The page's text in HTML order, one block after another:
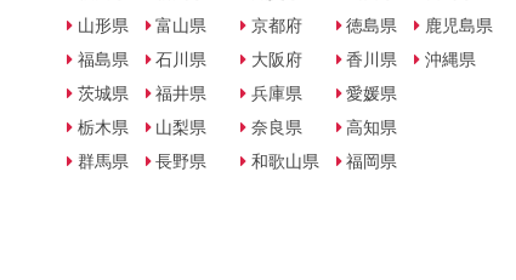
山形県
福島県
茨城県
栃木県
群馬県
富山県
石川県
福井県
山梨県
長野県
京都府
大阪府
兵庫県
奈良県
和歌山県
徳島県
香川県
愛媛県
高知県
福岡県
鹿児島県
沖縄県